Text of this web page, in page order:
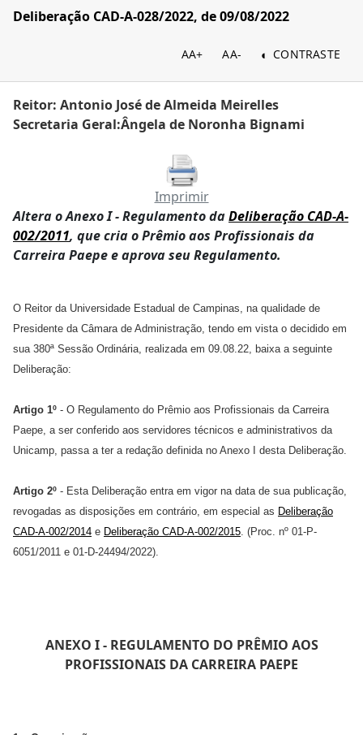
Deliberação CAD-A-028/2022, de 09/08/2022
AA+ AA- CONTRASTE
Reitor: Antonio José de Almeida Meirelles
Secretaria Geral:Ângela de Noronha Bignami
Imprimir
Altera o Anexo I - Regulamento daDeliberação CAD-A-
002/2011, que cria o Prêmio aos Profissionais da
Carreira Paepe e aprova seu Regulamento.
O Reitor da Universidade Estadual de Campinas, na qualidade de
Presidente da Câmara de Administração, tendo em vista o decidido em
sua 380ª Sessão Ordinária, realizada em 09.08.22, baixa a seguinte
Deliberação:
Artigo 1º - O Regulamento do Prêmio aos Profissionais da Carreira
Paepe, a ser conferido aos servidores técnicos e administrativos da
Unicamp, passa a ter a redação definida no Anexo I desta Deliberação.
Artigo 2º - Esta Deliberação entra em vigor na data de sua publicação,
revogadas as disposições em contrário, em especial as Deliberação
CAD-A-002/2014 e Deliberação CAD-A-002/2015. (Proc. nº 01-P-
6051/2011 e 01-D-24494/2022).
ANEXO I - REGULAMENTO DO PRÊMIO AOS
PROFISSIONAIS DA CARREIRA PAEPE